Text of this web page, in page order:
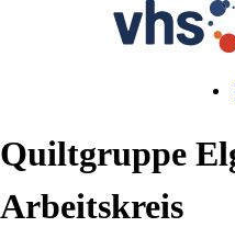
Quiltgruppe
Arbeitskreis